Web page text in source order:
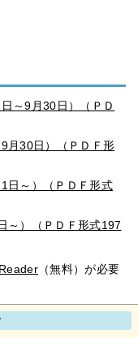
～9月30日）（ＰＤ
月30日）（ＰＤＦ形
日～）（ＰＤＦ形式
～）（ＰＤＦ形式197
（無料）が必要